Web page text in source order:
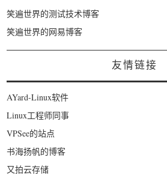
笑遍世界的测试技术博客
笑遍世界的网易博客
友情链接
AYard-Linux软件
Linux工程师同事
VPSee的站点
书海扬帆的博客
又拍云存储